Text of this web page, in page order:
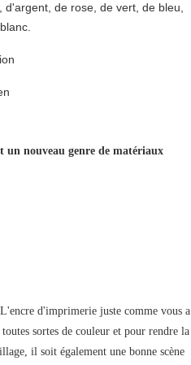
d'argent, de rose, de vert, de bleu,
un nouveau genre de matériaux
d'imprimerie juste comme vous a
sortes de couleur et pour rendre la
il soit également une bonne scène